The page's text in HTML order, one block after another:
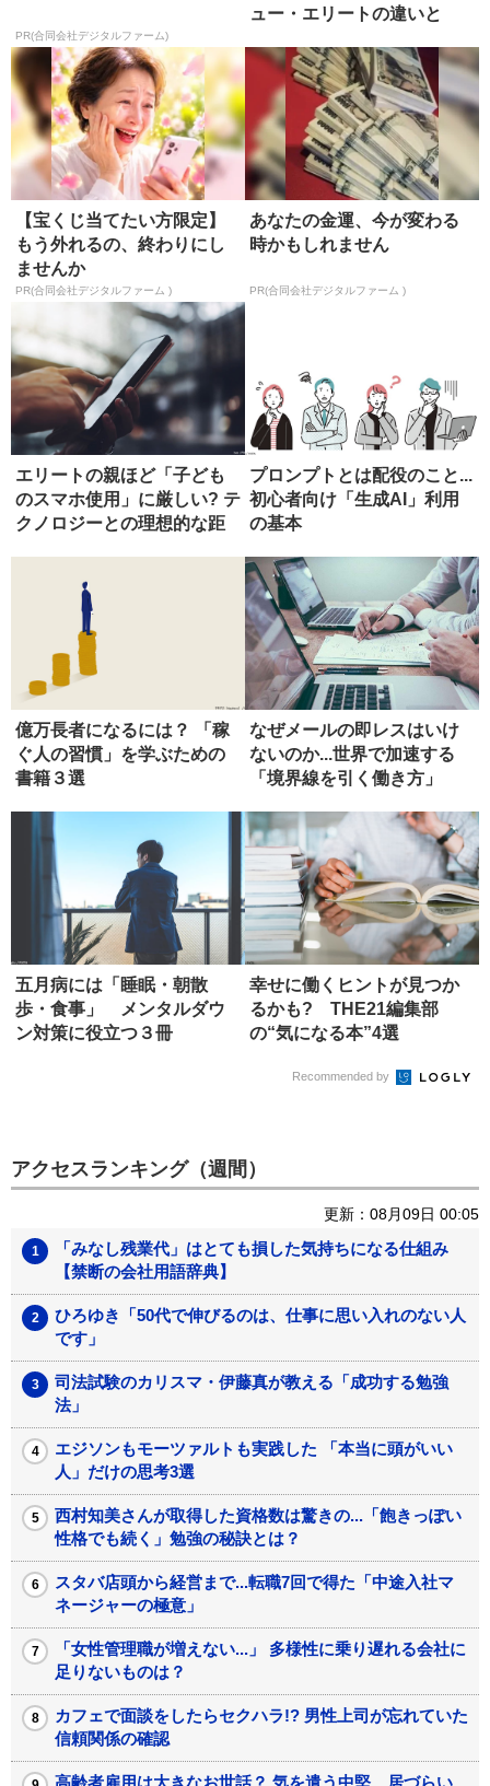
PR(合同会社デジタルファーム)
ュー・エリートの違いと
【宝くじ当てたい方限定】
もう外れるの、終わりにし
ませんか
PR(合同会社デジタルファーム )
あなたの金運、今が変わる
時かもしれません
PR(合同会社デジタルファーム )
エリートの親ほど「子ども
のスマホ使用」に厳しい? テ
クノロジーとの理想的な距
プロンプトとは配役のこと...
初心者向け「生成AI」利用
の基本
億万長者になるには？ 「稼
ぐ人の習慣」を学ぶための
書籍３選
なぜメールの即レスはいけ
ないのか...世界で加速する
「境界線を引く働き方」
五月病には「睡眠・朝散
歩・食事」 メンタルダウ
ン対策に役立つ３冊
幸せに働くヒントが見つか
るかも? THE21編集部
の“気になる本”4選
Recommended by
アクセスランキング（週間）
更新：08月09日 00:05
「みなし残業代」はとても損した気持ちになる仕組み
【禁断の会社用語辞典】
ひろゆき「50代で伸びるのは、仕事に思い入れのない人
です」
司法試験のカリスマ・伊藤真が教える「成功する勉強
法」
エジソンもモーツァルトも実践した 「本当に頭がいい
人」だけの思考3選
西村知美さんが取得した資格数は驚きの...「飽きっぽい
性格でも続く」勉強の秘訣とは？
スタバ店頭から経営まで...転職7回で得た「中途入社マ
ネージャーの極意」
「女性管理職が増えない...」 多様性に乗り遅れる会社に
足りないものは？
カフェで面談をしたらセクハラ!? 男性上司が忘れていた
信頼関係の確認